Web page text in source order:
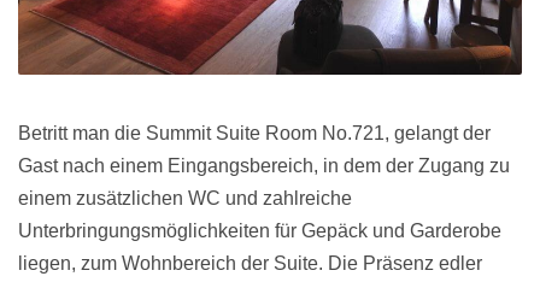
Betritt man die Summit Suite Room No.721, gelangt der
Gast nach einem Eingangsbereich, in dem der Zugang zu
einem zusätzlichen WC und zahlreiche
Unterbringungsmöglichkeiten für Gepäck und Garderobe
liegen, zum Wohnbereich der Suite. Die Präsenz edler